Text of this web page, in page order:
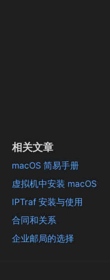
相关文章
macOS 简易手册
虚拟机中安装 macOS
IPTraf 安装与使用
合同和关系
企业邮局的选择